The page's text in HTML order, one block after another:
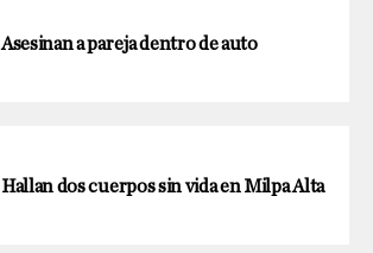
Asesinan a pareja dentro de auto
Hallan dos cuerpos sin vida en Milpa Alta